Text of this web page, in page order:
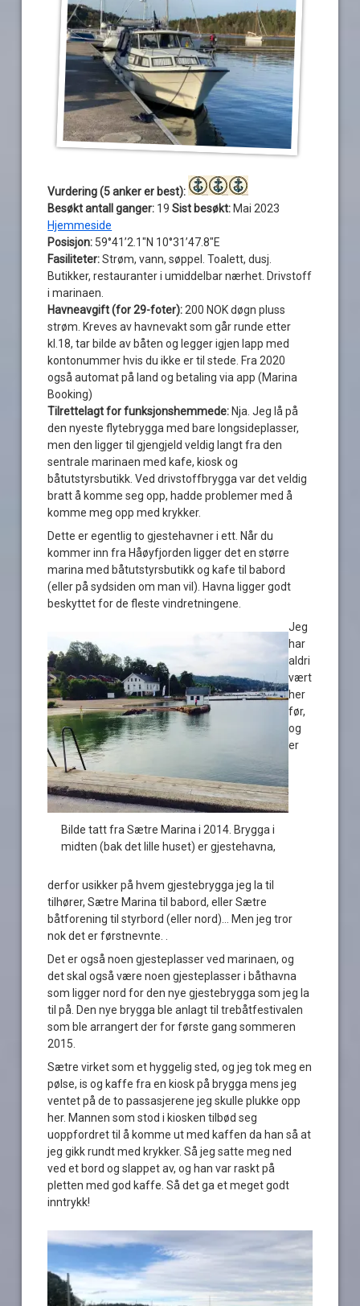
Vurdering (5 anker er best):
Besøkt antall ganger: 19 Sist besøkt: Mai 2023
Hjemmeside
Posisjon: 59°41’2.1″N 10°31’47.8″E
Fasiliteter:Strøm, vann, søppel. Toalett, dusj.
Butikker, restauranter i umiddelbar nærhet. Drivstoff
i marinaen.
Havneavgift (for 29-foter): 200 NOK døgn pluss
strøm. Kreves av havnevakt som går runde etter
kl.18, tar bilde av båten og legger igjen lapp med
kontonummer hvis du ikke er til stede. Fra 2020
også automat på land og betaling via app (Marina
Booking)
Tilrettelagt for funksjonshemmede: Nja. Jeg lå på
den nyeste flytebrygga med bare longsideplasser,
men den ligger til gjengjeld veldig langt fra den
sentrale marinaen med kafe, kiosk og
båtutstyrsbutikk. Ved drivstoffbrygga var det veldig
bratt å komme seg opp, hadde problemer med å
komme meg opp med krykker.
Dette er egentlig to gjestehavner i ett. Når du
kommer inn fra Håøyfjorden ligger det en større
marina med båtutstyrsbutikk og kafe til babord
(eller på sydsiden om man vil). Havna ligger godt
beskyttet for de fleste vindretningene.
Bilde tatt fra Sætre Marina i 2014. Brygga i
midten (bak det lille huset) er gjestehavna,
Jeg
har
aldri
vært
her
før,
og
er
derfor usikker på hvem gjestebrygga jeg la til
tilhører, Sætre Marina til babord, eller Sætre
båtforening til styrbord (eller nord)… Men jeg tror
nok det er førstnevnte. .
Det er også noen gjesteplasser ved marinaen, og
det skal også være noen gjesteplasser i båthavna
som ligger nord for den nye gjestebrygga som jeg la
til på. Den nye brygga ble anlagt til trebåtfestivalen
som ble arrangert der for første gang sommeren
2015.
Sætre virket som et hyggelig sted, og jeg tok meg en
pølse, is og kaffe fra en kiosk på brygga mens jeg
ventet på de to passasjerene jeg skulle plukke opp
her. Mannen som stod i kiosken tilbød seg
uoppfordret til å komme ut med kaffen da han så at
jeg gikk rundt med krykker. Så jeg satte meg ned
ved et bord og slappet av, og han var raskt på
pletten med god kaffe. Så det ga et meget godt
inntrykk!